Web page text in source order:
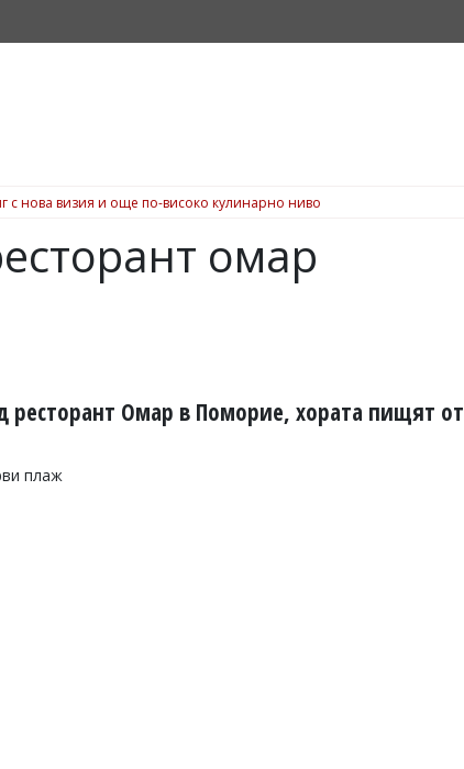
с нова визия и още по-високо кулинарно ниво
омар
ресторант Омар в Поморие, хората пищят от
плаж